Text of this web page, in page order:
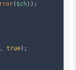
( $ch ) ) ;
, true) ;